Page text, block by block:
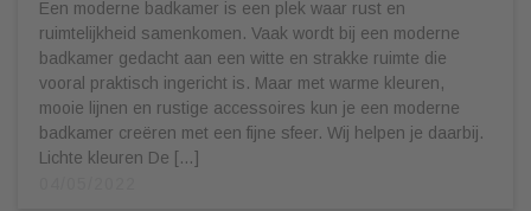
Een moderne badkamer is een plek waar rust en
ruimtelijkheid samenkomen. Vaak wordt bij een moderne
badkamer gedacht aan een witte en strakke ruimte die
vooral praktisch ingericht is. Maar met warme kleuren,
mooie lijnen en rustige accessoires kun je een moderne
badkamer creëren met een fijne sfeer. Wij helpen je daarbij.
Lichte kleuren De […]